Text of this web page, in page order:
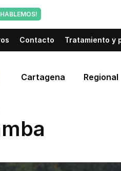
HABLEMOS!
Contacto Tratamiento y
Cartagena Regional